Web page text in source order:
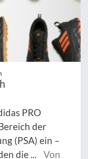
PRO
der
(PSA) ein –
die ...
Von